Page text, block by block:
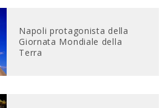
Napoli protagonista della
Giornata Mondiale della
Terra